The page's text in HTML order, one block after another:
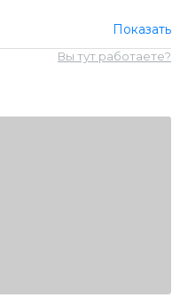
Показать
Вы тут работаете?